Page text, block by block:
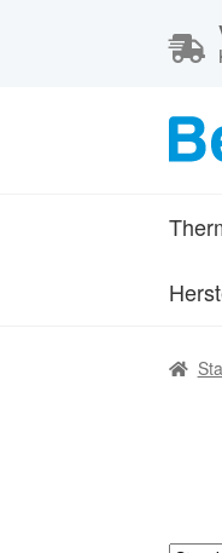
Zur
Zum
Inhalt
und